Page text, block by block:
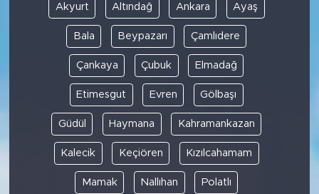
Akyurt Altındağ Ankara Ayaş
Bala Beypazarı Çamlıdere
Çankaya Çubuk Elmadağ
Etimesgut Evren Gölbaşı
Güdül Haymana Kahramankazan
Kalecik Keçiören Kızılcahamam
Mamak Nallıhan Polatlı